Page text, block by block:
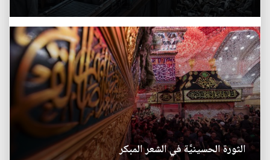
الثورة الحسينيَّة في الشعر المبكر